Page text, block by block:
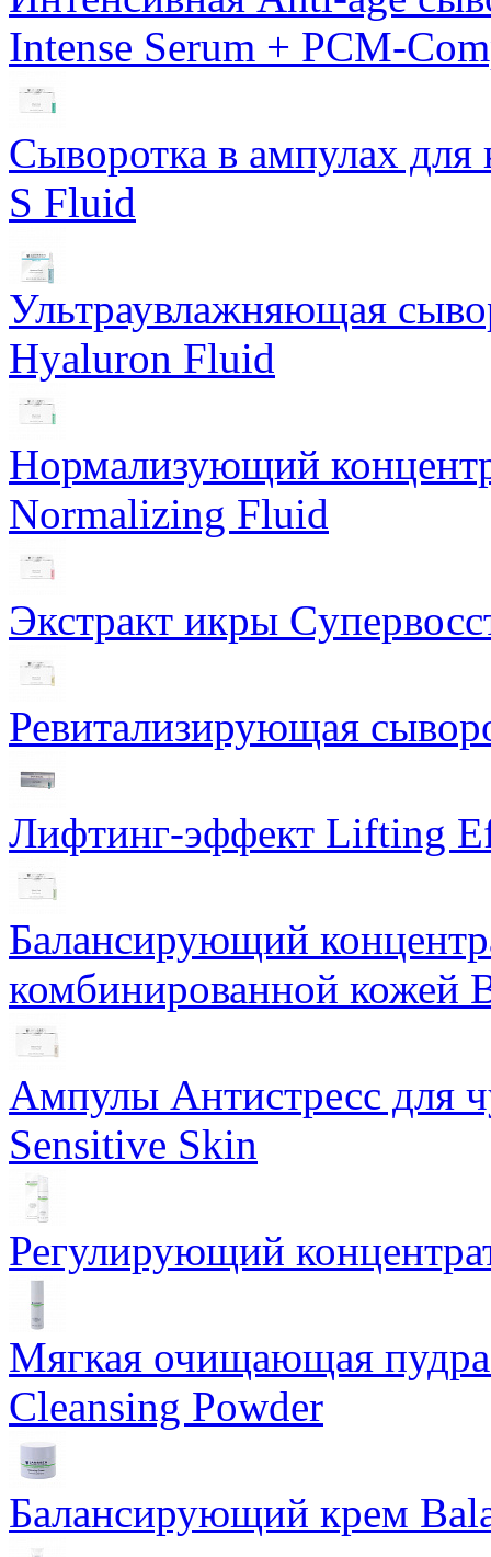
Intense Serum + PCM-
Сыворотка в ампулах для
S Fluid
Ультраувлажняющая
Hyaluron Fluid
Нормализующий
Normalizing Fluid
Экстракт икры
Ревитализирующая
Лифтинг-эффект Lifting
Балансирующий
комбинированной кожей
Ампулы Антистресс для
Sensitive Skin
Регулирующий
Мягкая очищающая
Cleansing Powder
Балансирующий крем